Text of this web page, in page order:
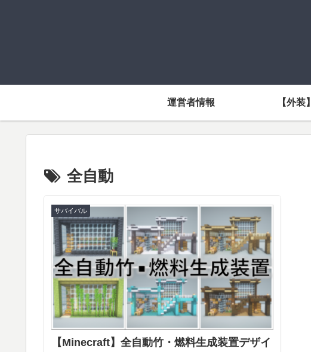
運営者情報 【外装】
全自動
サバイバル
【Minecraft】全自動竹・燃料生成装置デザイ